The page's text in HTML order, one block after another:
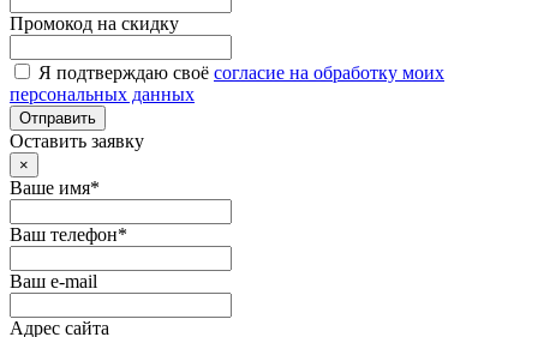
Промокод на скидку
Я подтверждаю своё согласие на обработку моих
персональных данных
Отправить
Оставить заявку
×
Ваше имя*
Ваш телефон*
Ваш e-mail
Адрес сайта